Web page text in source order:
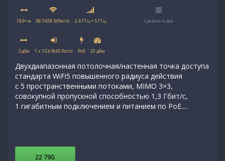
183+ м 867/450 Мбит/с 2.4 ГГц + 5 ГГц
3 дБи 1 x 1Gb RJ45 Ports PoE 20 дБм
Сравнить все
Двухдиапазонная потолочная/настенная точка доступа
стандарта WiFi5 повышенного радиуса действия
с 5 пространственными потоками, MIMO 3×3,
совокупной пропускной способностью 1,3 Гбит/с,
1 гигабитным подключением и питанием по PoE....
22 790.